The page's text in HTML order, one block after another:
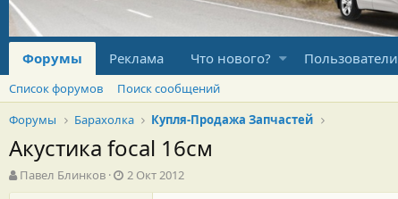
Форумы Реклама Что нового? Пользователи
Список форумов
Поиск сообщений
Форумы
Барахолка Купля-Продажа Запчастей
Акустика focal 16см
А
в
Павел Блинков
Д
а
2 Окт 2012